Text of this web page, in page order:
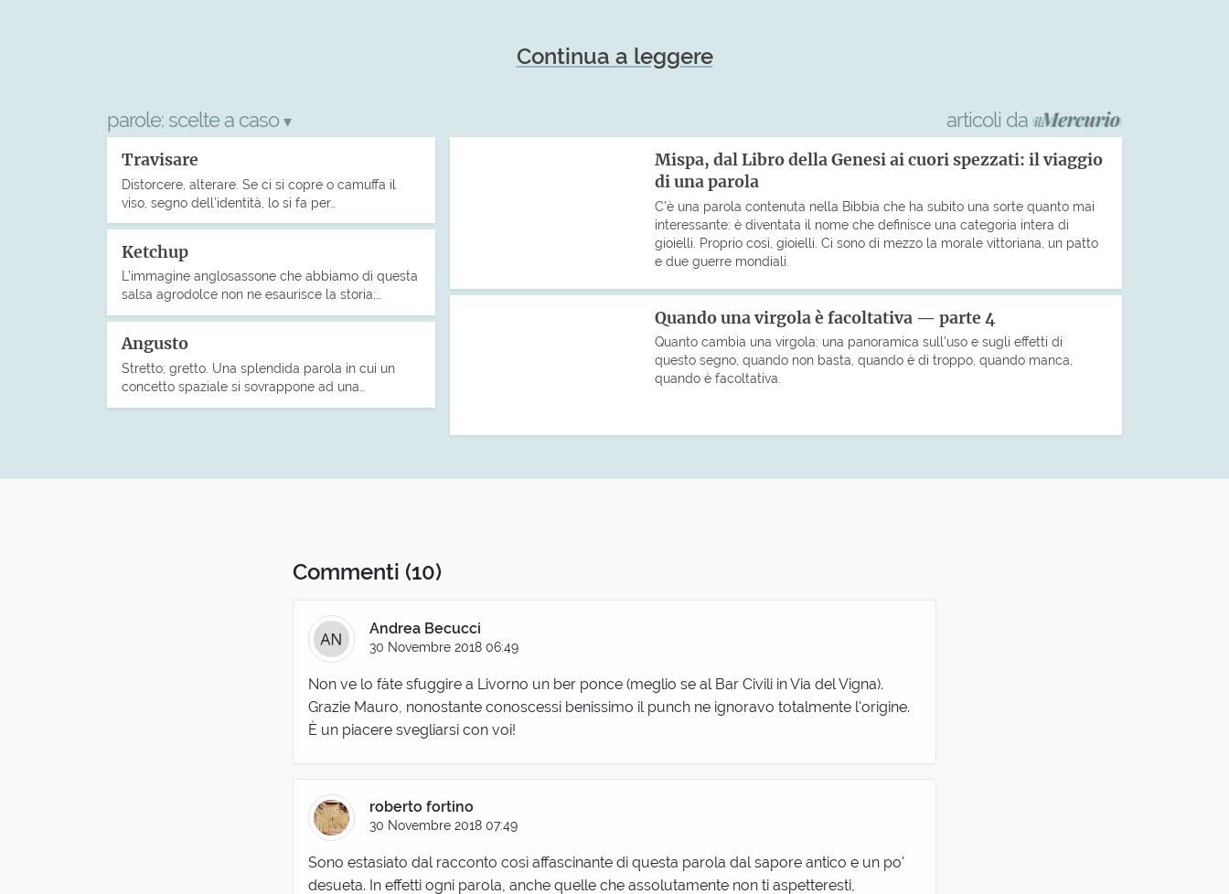
Continua a leggere
parole: scelte a caso ▾
Travisare
Distorcere, alterare. Se ci si copre o camuffa il
viso, segno dell’identità, lo si fa per…
Ketchup
L’immagine anglosassone che abbiamo di questa
salsa agrodolce non ne esaurisce la storia;…
Angusto
Stretto; gretto. Una splendida parola in cui un
concetto spaziale si sovrappone ad una…
articoli da
Mispa, dal Libro della Genesi ai cuori spezzati: il viaggio
di una parola
C’è una parola contenuta nella Bibbia che ha subito una sorte quanto mai
interessante: è diventata il nome che definisce una categoria intera di
gioielli. Proprio così, gioielli. Ci sono di mezzo la morale vittoriana, un patto
e due guerre mondiali.
Quando una virgola è facoltativa — parte 4
Quanto cambia una virgola: una panoramica sull’uso e sugli effetti di
questo segno, quando non basta, quando è di troppo, quando manca,
quando è facoltativa.
Commenti (10)
Andrea Becucci
30 Novembre 2018 06:49
Non ve lo fàte sfuggire a Livorno un ber ponce (meglio se al Bar Civili in Via del Vigna).
Grazie Mauro, nonostante conoscessi benissimo il punch ne ignoravo totalmente l'origine.
È un piacere svegliarsi con voi!
roberto fortino
30 Novembre 2018 07:49
Sono estasiato dal racconto così affascinante di questa parola dal sapore antico e un po'
desueta. In effetti ogni parola, anche quelle che assolutamente non ti aspetteresti,